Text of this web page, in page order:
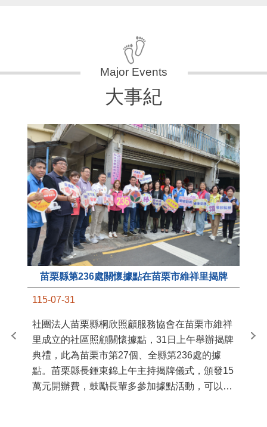
大事紀
苗栗縣第236處關懷據點在苗栗市維祥里揭牌
115-07-31
社團法人苗栗縣桐欣照顧服務協會在苗栗市維祥
里成立的社區照顧關懷據點，31日上午舉辦揭牌
典禮，此為苗栗市第27個、全縣第236處的據
點。苗栗縣長鍾東錦上午主持揭牌儀式，頒發15
萬元開辦費，鼓勵長輩多參加據點活動，可以更
苗